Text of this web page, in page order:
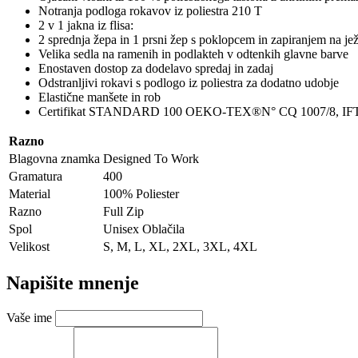
Notranja podloga rokavov iz poliestra 210 T
2 v 1 jakna iz flisa:
2 sprednja žepa in 1 prsni žep s poklopcem in zapiranjem na
Velika sedla na ramenih in podlakteh v odtenkih glavne barve
Enostaven dostop za dodelavo spredaj in zadaj
Odstranljivi rokavi s podlogo iz poliestra za dodatno udobje
Elastične manšete in rob
Certifikat STANDARD 100 OEKO-TEX®N° CQ 1007/8,
Razno
Blagovna znamka Designed To Work
Gramatura
400
Material
100% Poliester
Razno
Full Zip
Spol
Unisex Oblačila
Velikost
S, M, L, XL, 2XL, 3XL, 4XL
Napišite mnenje
Vaše ime